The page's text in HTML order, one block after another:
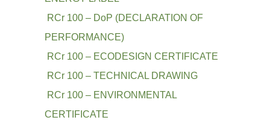
RCr 100 – DoP (DECLARATION OF
PERFORMANCE)
RCr 100 – ECODESIGN CERTIFICATE
RCr 100 – TECHNICAL DRAWING
RCr 100 – ENVIRONMENTAL
CERTIFICATE